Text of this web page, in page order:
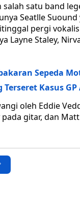
salah satu band
Seatlle
pergi
Layne Staley,
Sepeda
Terseret Kasus
oleh Eddie
pada gitar, dan